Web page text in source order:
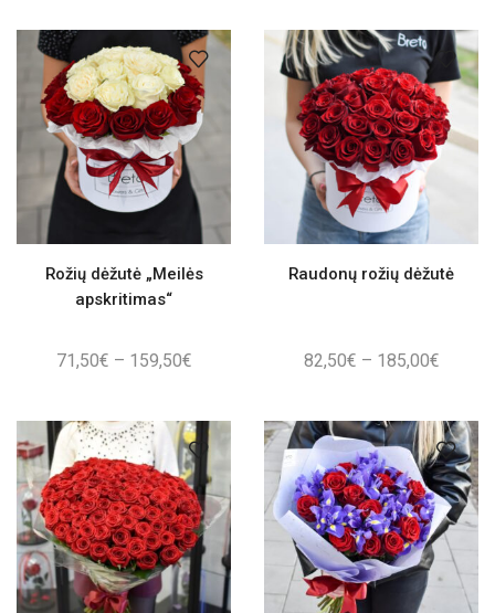
Rožių dėžutė „Meilės
apskritimas“
71,50€ – 159,50€Price
through
159,50€
Raudonų rožių dėžutė
82,50€ – 185,00€Price
through